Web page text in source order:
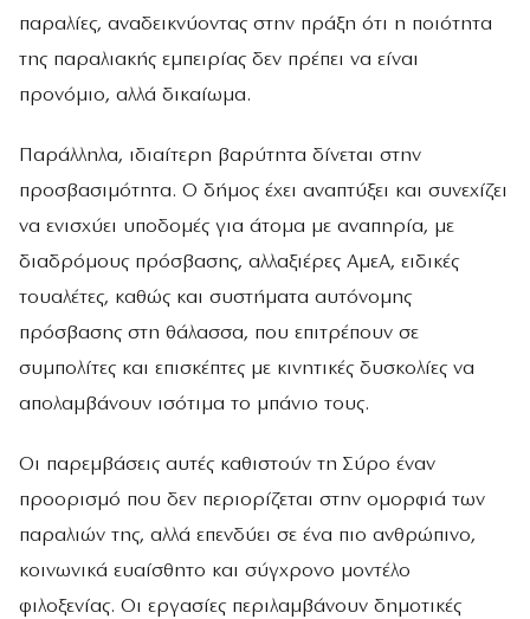
παραλίες, αναδεικνύοντας στην πράξη ότι η ποιότητα
της παραλιακής εμπειρίας δεν πρέπει να είναι
προνόμιο, αλλά δικαίωμα.
Παράλληλα, ιδιαίτερη βαρύτητα δίνεται στην
προσβασιμότητα. Ο δήμος έχει αναπτύξει και συνεχίζει
να ενισχύει υποδομές για άτομα με αναπηρία, με
διαδρόμους πρόσβασης, αλλαξιέρες ΑμεΑ, ειδικές
τουαλέτες, καθώς και συστήματα αυτόνομης
πρόσβασης στη θάλασσα, που επιτρέπουν σε
συμπολίτες και επισκέπτες με κινητικές δυσκολίες να
απολαμβάνουν ισότιμα το μπάνιο τους.
Οι παρεμβάσεις αυτές καθιστούν τη Σύρο έναν
προορισμό που δεν περιορίζεται στην ομορφιά των
παραλιών της, αλλά επενδύει σε ένα πιο ανθρώπινο,
κοινωνικά ευαίσθητο και σύγχρονο μοντέλο
φιλοξενίας. Οι εργασίες περιλαμβάνουν δημοτικές